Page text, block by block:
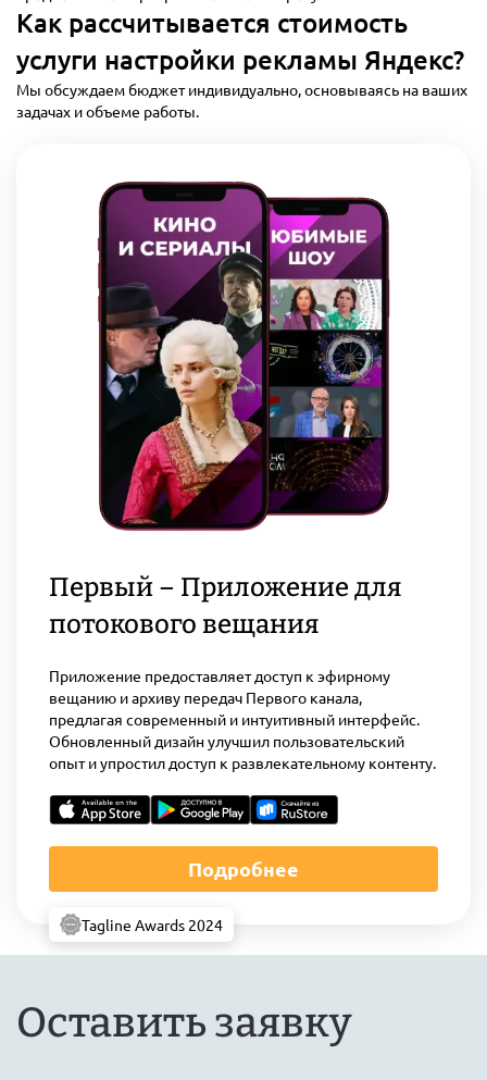
Как рассчитывается стоимость
услуги настройки рекламы Яндекс?
Мы обсуждаем бюджет индивидуально, основываясь на ваших
задачах и объеме работы.
Первый – Приложение для
потокового вещания
Приложение предоставляет доступ к эфирному
вещанию и архиву передач Первого канала,
предлагая современный и интуитивный интерфейс.
Обновленный дизайн улучшил пользовательский
опыт и упростил доступ к развлекательному контенту.
Подробнее
Tagline Awards 2024
Оставить заявку